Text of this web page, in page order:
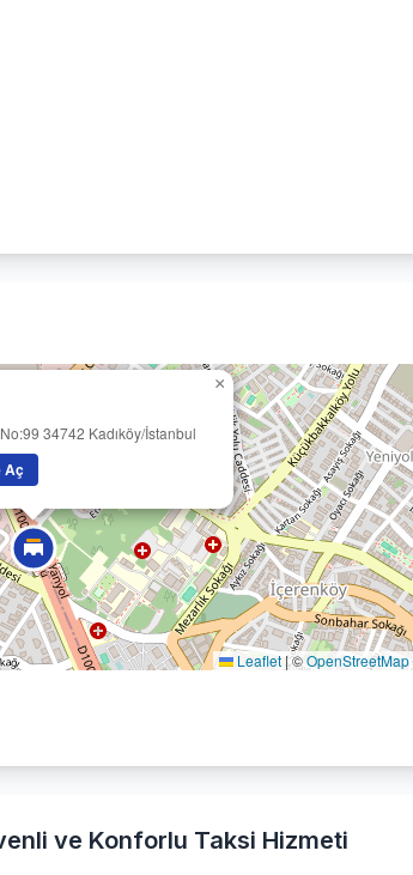
34742 Kadıköy/İstanbul
Aç
×
Leaflet|©OpenStreetMap
ve Konforlu Taksi Hizmeti